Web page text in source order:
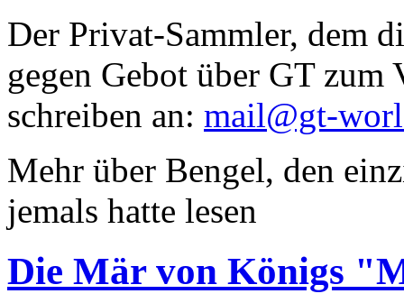
Der Privat-Sammler, dem
gegen Gebot über GT zum
schreiben an: mail@gt-
Mehr über Bengel, den
jemals hatte lesen
Die Mär von Königs